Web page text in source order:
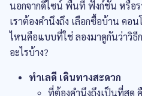
นอกจากดีไซน์ พื้นที่ ฟังก์ชัน หรือ
เราต้องคำนึงถึง เลือกซื้อบ้าน คอ
ไหนคือแบบที่ใช่ ลองมาดูกันว่าวิธี
อะไรบ้าง?
ทำเลดี เดินทางสะดวก
ที่ต้องคำนึงถึงเป็นที่สุด